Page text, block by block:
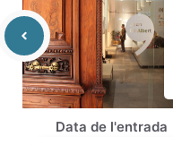
Data de l'entrada